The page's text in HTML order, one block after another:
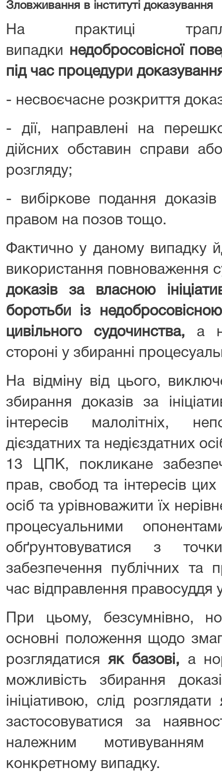
Зловживання в інституті доказування
На практиці
випадки
недобросовісної
під час процедури
- несвоєчасне розкриття
- дії, направлені на
дійсних обставин справи
розгляду;
- вибіркове подання
правом на позов тощо.
Фактично у даному випадку
використання повноваження
доказів за власною
боротьби із
цивільного судочинства, а
стороні у збиранні
На відміну від цього,
збирання доказів за
інтересів малолітніх,
дієздатних та недієздатних
13 ЦПК, покликане
прав, свобод та інтересів
осіб та урівноважити їх
процесуальними
обґрунтовуватися з
забезпечення публічних та
час відправлення правосуддя
При цьому, безсумнівно,
основні положення щодо
розглядатисяяк базові, а
можливість збирання
ініціативою, слід розглядати
застосовуватися за
належним
конкретному випадку.